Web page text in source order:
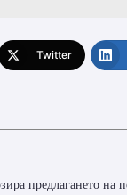
Twitter
предлагането на